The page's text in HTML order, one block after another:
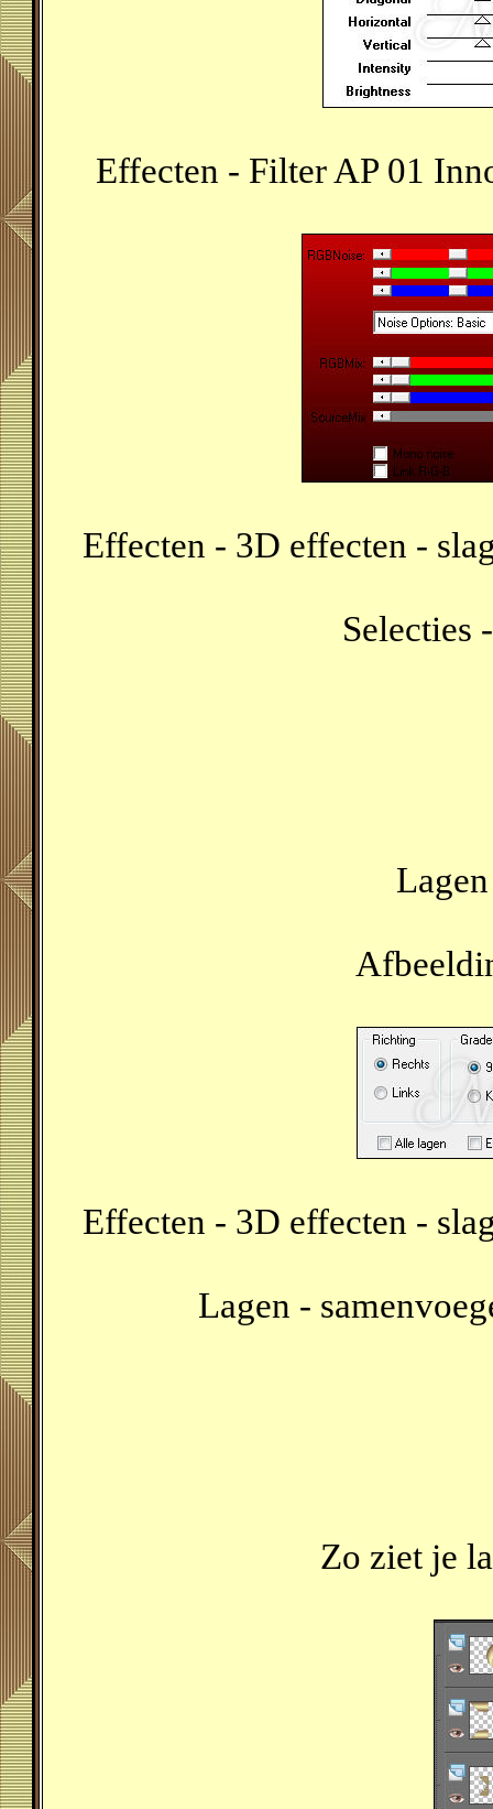
Effecten - Filter AP 01
Effecten - 3D effecten -
Selecties
Effecten - 3D effecten -
Lagen -
Zo ziet je